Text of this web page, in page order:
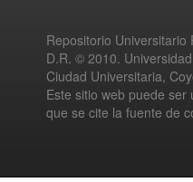
Repositorio Universitario
D.R. © 2010.
Ciudad Universitaria,
Este sitio web puede
que se cite la fuente de